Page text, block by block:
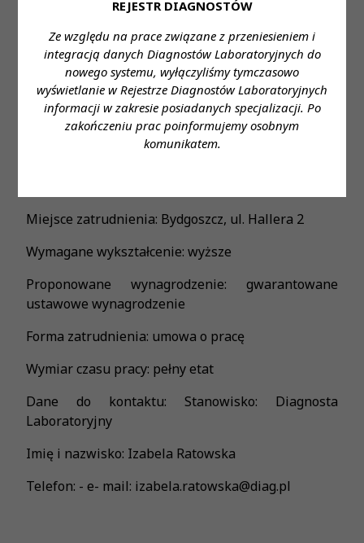
REJESTR DIAGNOSTÓW
Ze względu na prace związane z przeniesieniem i
integracją danych Diagnostów Laboratoryjnych do
nowego systemu, wyłączyliśmy tymczasowo
wyświetlanie w Rejestrze Diagnostów Laboratoryjnych
informacji w zakresie posiadanych specjalizacji. Po
zakończeniu prac poinformujemy osobnym
komunikatem.
w maratonach, półmaratonach czy Runmageddonie
finansowe z ZFŚS w trudnych sytuacjach życiowych.
• Bierzemy udział w rekrutacjach wewnętrznych i
programie poleceń z nagrodami finansowymi.
Zapraszamy do aplikowania za pośrednictwem
formularza
Miejsce zatrudnienia: Bydgoszcz, ul. Hallera 2
Wymagane wykształcenie: wyższe
Proponowane wynagrodzenie: gwarantowane
ustawowe wynagrodzenie
Forma zatrudnienia: umowa o pracę
Wymiar czasu pracy: pełny etat
Dane do kontaktu: Stanowisko: Diagnosta
Laboratoryjny
Imię i nazwisko: Izabela Ratowska
Telefon: - e- mail: izabela.ratowska@diag.pl